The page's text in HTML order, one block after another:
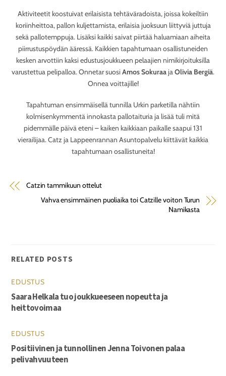
Aktiviteetit koostuivat erilaisista tehtäväradoista, joissa kokeiltiin
koriinheittoa, pallon kuljettamista, erilaisia juoksuun liittyviä juttuja
sekä pallotemppuja. Lisäksi kaikki saivat piirtää haluamiaan aiheita
piirrustuspöydän ääressä. Kaikkien tapahtumaan osallistuneiden
kesken arvottiin kaksi edustusjoukkueen pelaajien nimikirjoituksilla
varustettua pelipalloa. Onnetar suosi Amos SokuraajaOlivia Bergiä.
Onnea voittajille!
Tapahtuman ensimmäisellä tunnilla Urkin parketilla nähtiin
kolmisenkymmentä innokasta pallotaituria ja lisää tuli mitä
pidemmälle päivä eteni – kaiken kaikkiaan paikalle saapui 131
vierailijaa. Catz ja Lappeenrannan Asuntopalvelu kiittävät kaikkia
tapahtumaan osallistuneita!
Catzin tammikuun ottelut
Vahva ensimmäinen puoliaika toi Catzille voiton Turun
Namikasta
RELATED POSTS
EDUSTUS
Saara Helkala tuo joukkueeseen nopeutta ja
heittovoimaa
EDUSTUS
Positiivinen ja tunnollinen Jenna Toivonen palaa
pelivahvuuteen